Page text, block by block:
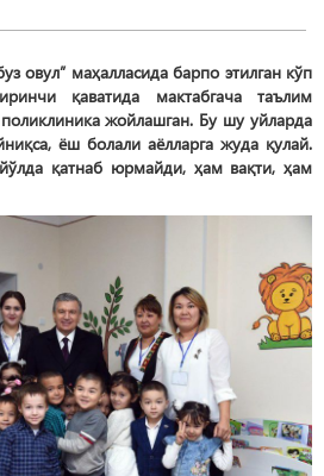
овул” маҳалласида барпо этилган кўп
қаватида мактабгача таълим
жойлашган. Бу шу уйларда
ёш болали аёлларга жуда қулай.
қатнаб юрмайди, ҳам вақти, ҳам